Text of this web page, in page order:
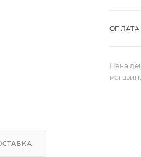
ОПЛАТА
Цена